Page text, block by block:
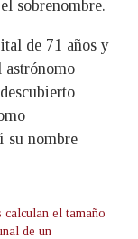
sobrenombre.
de 71 años y
su nombre
calculan el tamaño
de un